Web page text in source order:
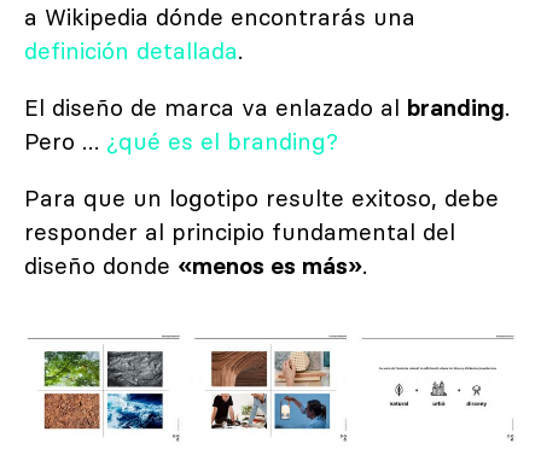
a Wikipedia dónde encontrarás una
definición detallada.
El diseño de marca va enlazado al branding.
Pero … ¿qué es el branding?
Para que un logotipo resulte exitoso, debe
responder al principio fundamental del
diseño donde «menos es más».